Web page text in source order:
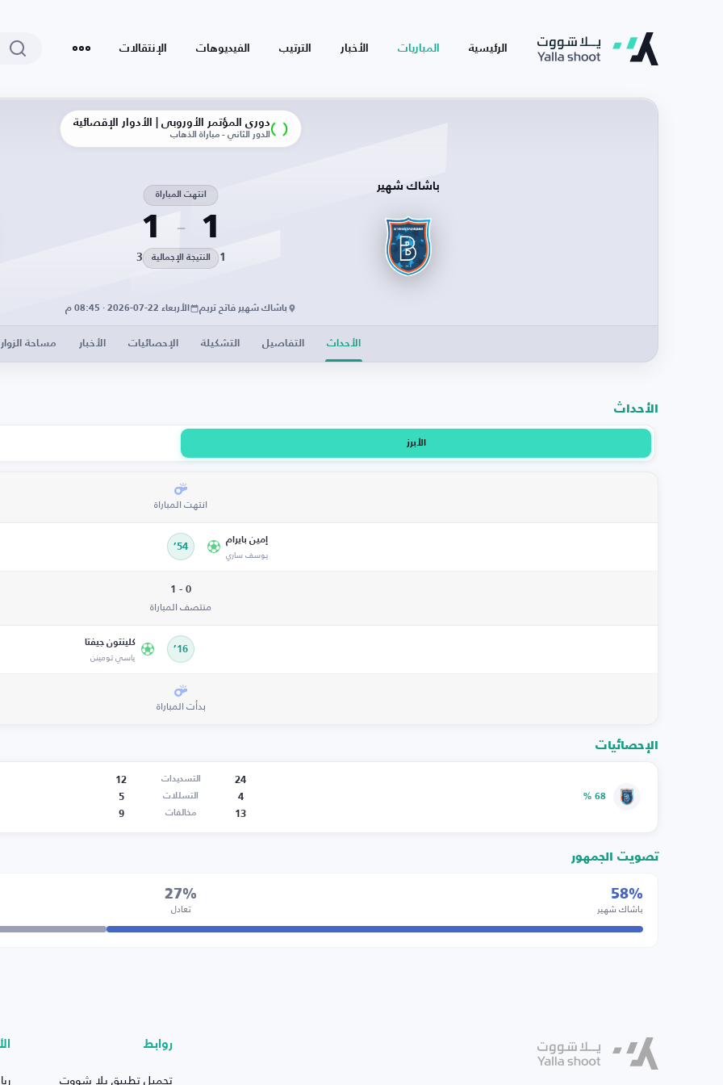
الرئيسية المباريات الأخبار الترتيب الفيديوهات الإنتقالات
دوري المؤتمر الأوروبي | الأدوار الإقصائية
الدور الثاني - مباراة الذهاب
باشاك شهير
1
انتهت المباراة
1
1 النتيجة الإجمالية 3
باشاك شهير فاتح تريم الأربعاء 22-07-2026 · 08:45 م
الأحداث التفاصيل التشكيلة الإحصائيات الأخبار مساحة الزوار
الأحداث
الأبرز
انتهت المباراة
إمين بايرام
يوسف ساري 54’
0 - 1
منتصف المباراة
16’
كلينتون جيفتا
ياسي تومينن
بدأت المباراة
الإحصائيات
68 %
24 التسديدات
12
4
التسللات
5
13
مخالفات 9
تصويت الجمهور
58%
باشاك شهير
27%
تعادل
روابط
تحميل تطبيق يلا شووت